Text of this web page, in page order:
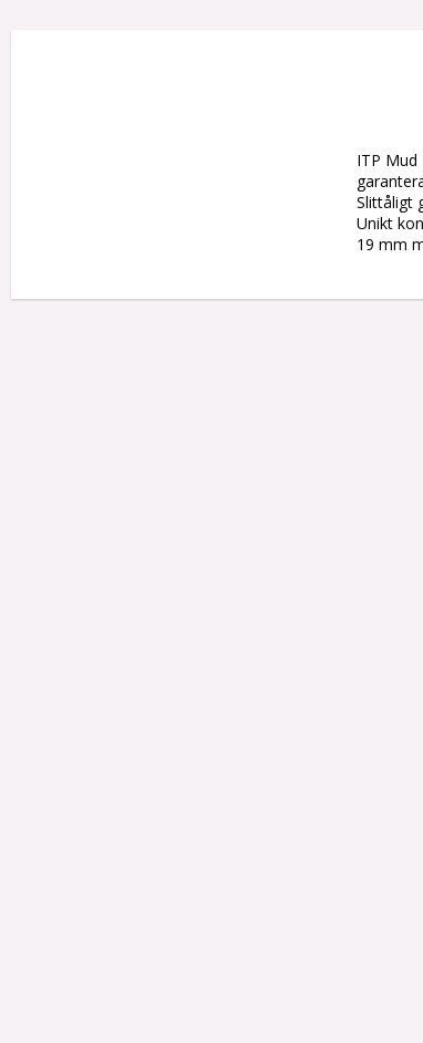
ITP
Slittåligt
Unikt
19 mm